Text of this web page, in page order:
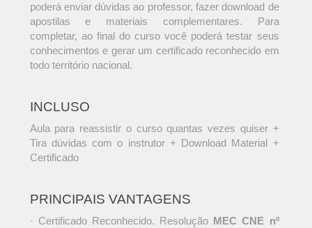
poderá enviar dúvidas ao professor, fazer download de
apostilas e materiais complementares. Para
completar, ao final do curso você poderá testar seus
conhecimentos e gerar um certificado reconhecido em
todo território nacional.
INCLUSO
Aula para reassistir o curso quantas vezes quiser +
Tira dúvidas com o instrutor + Download Material +
Certificado
PRINCIPAIS VANTAGENS
· Certificado Reconhecido. Resolução MEC CNE nº